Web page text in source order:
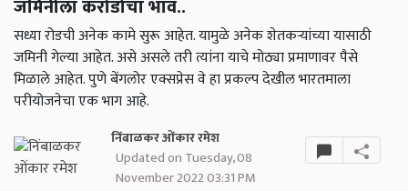
जमिनीला करोडोंचा भाव..
सध्या रोडची अनेक कामे सुरू आहेत. यामुळे अनेक शेतकऱ्यांच्या यासाठी
जमिनी गेल्या आहेत. असे असले तरी त्यांना याचे मोठ्या प्रमाणावर पैसे
मिळाले आहेत. पुणे बेंगलोर एक्सप्रेस वे हा प्रकल्प देखील भारतमाला
परीयोजनेचा एक भाग आहे.
निंबाळकर ओंकार रमेश
Updated on Tuesday, 08
November 2022 03:31 PM